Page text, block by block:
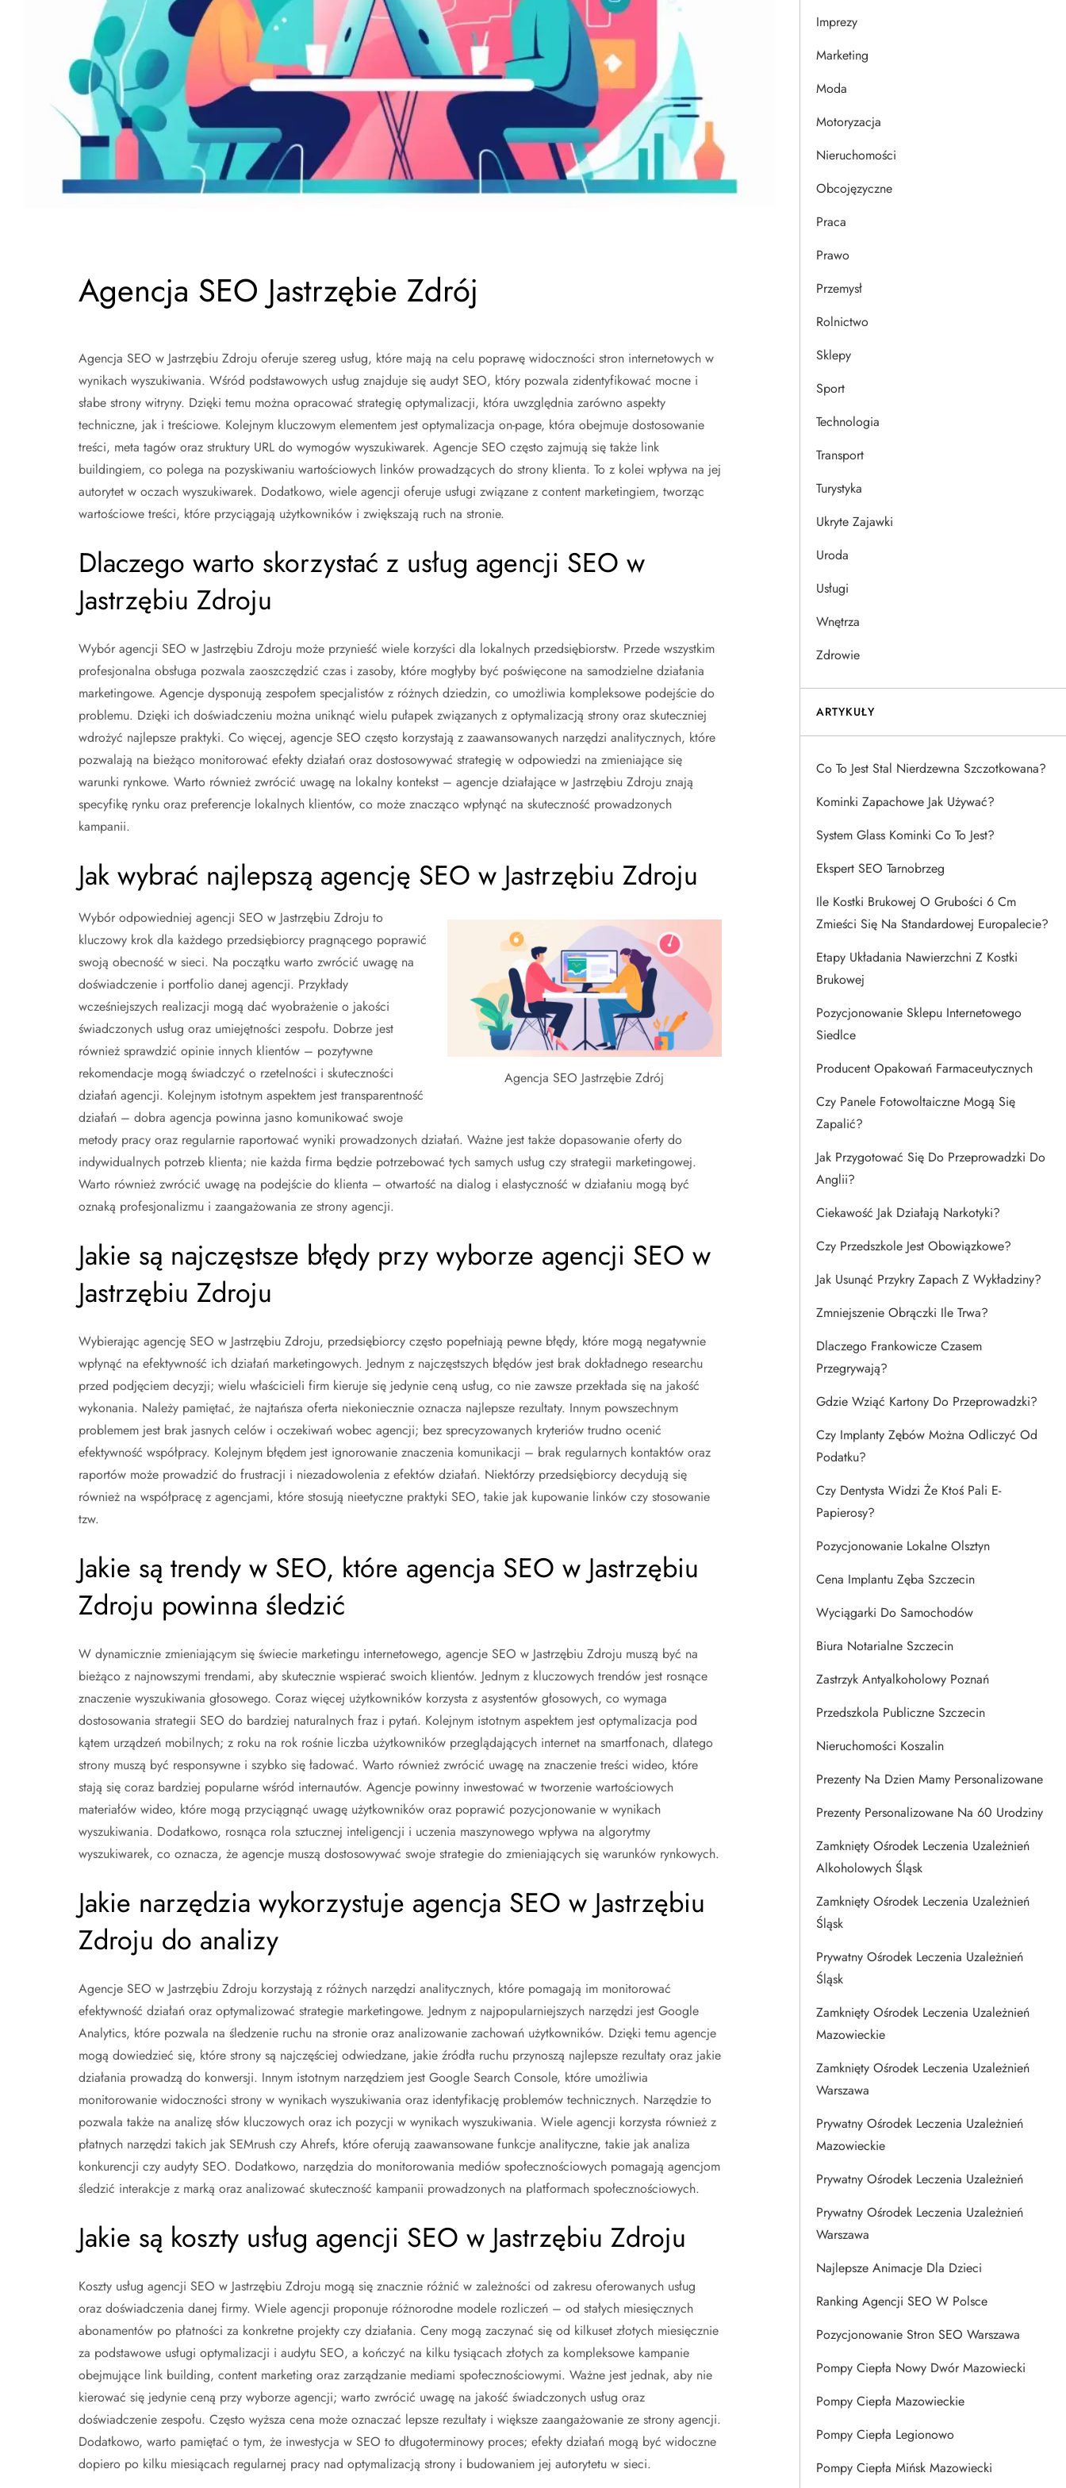
Agencja SEO Jastrzębie Zdrój
Agencja SEO w Jastrzębiu Zdroju oferuje szereg usług, które mają na celu poprawę widoczności stron internetowych w
wynikach wyszukiwania. Wśród podstawowych usług znajduje się audyt SEO, który pozwala zidentyfikować mocne i
słabe strony witryny. Dzięki temu można opracować strategię optymalizacji, która uwzględnia zarówno aspekty
techniczne, jak i treściowe. Kolejnym kluczowym elementem jest optymalizacja on-page, która obejmuje dostosowanie
treści, meta tagów oraz struktury URL do wymogów wyszukiwarek. Agencje SEO często zajmują się także link
buildingiem, co polega na pozyskiwaniu wartościowych linków prowadzących do strony klienta. To z kolei wpływa na jej
autorytet w oczach wyszukiwarek. Dodatkowo, wiele agencji oferuje usługi związane z content marketingiem, tworząc
wartościowe treści, które przyciągają użytkowników i zwiększają ruch na stronie.
Dlaczego warto skorzystać z usług agencji SEO w
Jastrzębiu Zdroju
Wybór agencji SEO w Jastrzębiu Zdroju może przynieść wiele korzyści dla lokalnych przedsiębiorstw. Przede wszystkim
profesjonalna obsługa pozwala zaoszczędzić czas i zasoby, które mogłyby być poświęcone na samodzielne działania
marketingowe. Agencje dysponują zespołem specjalistów z różnych dziedzin, co umożliwia kompleksowe podejście do
problemu. Dzięki ich doświadczeniu można uniknąć wielu pułapek związanych z optymalizacją strony oraz skuteczniej
wdrożyć najlepsze praktyki. Co więcej, agencje SEO często korzystają z zaawansowanych narzędzi analitycznych, które
pozwalają na bieżąco monitorować efekty działań oraz dostosowywać strategię w odpowiedzi na zmieniające się
warunki rynkowe. Warto również zwrócić uwagę na lokalny kontekst – agencje działające w Jastrzębiu Zdroju znają
specyfikę rynku oraz preferencje lokalnych klientów, co może znacząco wpłynąć na skuteczność prowadzonych
kampanii.
Jak wybrać najlepszą agencję SEO w Jastrzębiu Zdroju
Agencja SEO Jastrzębie Zdrój
Wybór odpowiedniej agencji SEO w Jastrzębiu Zdroju to
kluczowy krok dla każdego przedsiębiorcy pragnącego poprawić
swoją obecność w sieci. Na początku warto zwrócić uwagę na
doświadczenie i portfolio danej agencji. Przykłady
wcześniejszych realizacji mogą dać wyobrażenie o jakości
świadczonych usług oraz umiejętności zespołu. Dobrze jest
również sprawdzić opinie innych klientów – pozytywne
rekomendacje mogą świadczyć o rzetelności i skuteczności
działań agencji. Kolejnym istotnym aspektem jest transparentność
działań – dobra agencja powinna jasno komunikować swoje
metody pracy oraz regularnie raportować wyniki prowadzonych działań. Ważne jest także dopasowanie oferty do
indywidualnych potrzeb klienta; nie każda firma będzie potrzebować tych samych usług czy strategii marketingowej.
Warto również zwrócić uwagę na podejście do klienta – otwartość na dialog i elastyczność w działaniu mogą być
oznaką profesjonalizmu i zaangażowania ze strony agencji.
Jakie są najczęstsze błędy przy wyborze agencji SEO w
Jastrzębiu Zdroju
Wybierając agencję SEO w Jastrzębiu Zdroju, przedsiębiorcy często popełniają pewne błędy, które mogą negatywnie
wpłynąć na efektywność ich działań marketingowych. Jednym z najczęstszych błędów jest brak dokładnego researchu
przed podjęciem decyzji; wielu właścicieli firm kieruje się jedynie ceną usług, co nie zawsze przekłada się na jakość
wykonania. Należy pamiętać, że najtańsza oferta niekoniecznie oznacza najlepsze rezultaty. Innym powszechnym
problemem jest brak jasnych celów i oczekiwań wobec agencji; bez sprecyzowanych kryteriów trudno ocenić
efektywność współpracy. Kolejnym błędem jest ignorowanie znaczenia komunikacji – brak regularnych kontaktów oraz
raportów może prowadzić do frustracji i niezadowolenia z efektów działań. Niektórzy przedsiębiorcy decydują się
również na współpracę z agencjami, które stosują nieetyczne praktyki SEO, takie jak kupowanie linków czy stosowanie
tzw.
Jakie są trendy w SEO, które agencja SEO w Jastrzębiu
Zdroju powinna śledzić
W dynamicznie zmieniającym się świecie marketingu internetowego, agencje SEO w Jastrzębiu Zdroju muszą być na
bieżąco z najnowszymi trendami, aby skutecznie wspierać swoich klientów. Jednym z kluczowych trendów jest rosnące
znaczenie wyszukiwania głosowego. Coraz więcej użytkowników korzysta z asystentów głosowych, co wymaga
dostosowania strategii SEO do bardziej naturalnych fraz i pytań. Kolejnym istotnym aspektem jest optymalizacja pod
kątem urządzeń mobilnych; z roku na rok rośnie liczba użytkowników przeglądających internet na smartfonach, dlatego
strony muszą być responsywne i szybko się ładować. Warto również zwrócić uwagę na znaczenie treści wideo, które
stają się coraz bardziej popularne wśród internautów. Agencje powinny inwestować w tworzenie wartościowych
materiałów wideo, które mogą przyciągnąć uwagę użytkowników oraz poprawić pozycjonowanie w wynikach
wyszukiwania. Dodatkowo, rosnąca rola sztucznej inteligencji i uczenia maszynowego wpływa na algorytmy
wyszukiwarek, co oznacza, że agencje muszą dostosowywać swoje strategie do zmieniających się warunków rynkowych.
Jakie narzędzia wykorzystuje agencja SEO w Jastrzębiu
Zdroju do analizy
Agencje SEO w Jastrzębiu Zdroju korzystają z różnych narzędzi analitycznych, które pomagają im monitorować
efektywność działań oraz optymalizować strategie marketingowe. Jednym z najpopularniejszych narzędzi jest Google
Analytics, które pozwala na śledzenie ruchu na stronie oraz analizowanie zachowań użytkowników. Dzięki temu agencje
mogą dowiedzieć się, które strony są najczęściej odwiedzane, jakie źródła ruchu przynoszą najlepsze rezultaty oraz jakie
działania prowadzą do konwersji. Innym istotnym narzędziem jest Google Search Console, które umożliwia
monitorowanie widoczności strony w wynikach wyszukiwania oraz identyfikację problemów technicznych. Narzędzie to
pozwala także na analizę słów kluczowych oraz ich pozycji w wynikach wyszukiwania. Wiele agencji korzysta również z
płatnych narzędzi takich jak SEMrush czy Ahrefs, które oferują zaawansowane funkcje analityczne, takie jak analiza
konkurencji czy audyty SEO. Dodatkowo, narzędzia do monitorowania mediów społecznościowych pomagają agencjom
śledzić interakcje z marką oraz analizować skuteczność kampanii prowadzonych na platformach społecznościowych.
Jakie są koszty usług agencji SEO w Jastrzębiu Zdroju
Koszty usług agencji SEO w Jastrzębiu Zdroju mogą się znacznie różnić w zależności od zakresu oferowanych usług
oraz doświadczenia danej firmy. Wiele agencji proponuje różnorodne modele rozliczeń – od stałych miesięcznych
abonamentów po płatności za konkretne projekty czy działania. Ceny mogą zaczynać się od kilkuset złotych miesięcznie
za podstawowe usługi optymalizacji i audytu SEO, a kończyć na kilku tysiącach złotych za kompleksowe kampanie
obejmujące link building, content marketing oraz zarządzanie mediami społecznościowymi. Ważne jest jednak, aby nie
kierować się jedynie ceną przy wyborze agencji; warto zwrócić uwagę na jakość świadczonych usług oraz
doświadczenie zespołu. Często wyższa cena może oznaczać lepsze rezultaty i większe zaangażowanie ze strony agencji.
Dodatkowo, warto pamiętać o tym, że inwestycja w SEO to długoterminowy proces; efekty działań mogą być widoczne
dopiero po kilku miesiącach regularnej pracy nad optymalizacją strony i budowaniem jej autorytetu w sieci.
Imprezy
Marketing
Moda
Motoryzacja
Nieruchomości
Obcojęzyczne
Praca
Prawo
Przemysł
Rolnictwo
Sklepy
Sport
Technologia
Transport
Turystyka
Ukryte Zajawki
Uroda
Usługi
Wnętrza
Zdrowie
ARTYKUŁY
Co To Jest Stal Nierdzewna Szczotkowana?
Kominki Zapachowe Jak Używać?
System Glass Kominki Co To Jest?
Ekspert SEO Tarnobrzeg
Ile Kostki Brukowej O Grubości 6 Cm
Zmieści Się Na Standardowej Europalecie?
Etapy Układania Nawierzchni Z Kostki
Brukowej
Pozycjonowanie Sklepu Internetowego
Siedlce
Producent Opakowań Farmaceutycznych
Czy Panele Fotowoltaiczne Mogą Się
Zapalić?
Jak Przygotować Się Do Przeprowadzki Do
Anglii?
Ciekawość Jak Działają Narkotyki?
Czy Przedszkole Jest Obowiązkowe?
Jak Usunąć Przykry Zapach Z Wykładziny?
Zmniejszenie Obrączki Ile Trwa?
Dlaczego Frankowicze Czasem
Przegrywają?
Gdzie Wziąć Kartony Do Przeprowadzki?
Czy Implanty Zębów Można Odliczyć Od
Podatku?
Czy Dentysta Widzi Że Ktoś Pali E-
Papierosy?
Pozycjonowanie Lokalne Olsztyn
Cena Implantu Zęba Szczecin
Wyciągarki Do Samochodów
Biura Notarialne Szczecin
Zastrzyk Antyalkoholowy Poznań
Przedszkola Publiczne Szczecin
Nieruchomości Koszalin
Prezenty Na Dzien Mamy Personalizowane
Prezenty Personalizowane Na 60 Urodziny
Zamknięty Ośrodek Leczenia Uzależnień
Alkoholowych Śląsk
Zamknięty Ośrodek Leczenia Uzależnień
Śląsk
Prywatny Ośrodek Leczenia Uzależnień
Śląsk
Zamknięty Ośrodek Leczenia Uzależnień
Mazowieckie
Zamknięty Ośrodek Leczenia Uzależnień
Warszawa
Prywatny Ośrodek Leczenia Uzależnień
Mazowieckie
Prywatny Ośrodek Leczenia Uzależnień
Prywatny Ośrodek Leczenia Uzależnień
Warszawa
Najlepsze Animacje Dla Dzieci
Ranking Agencji SEO W Polsce
Pozycjonowanie Stron SEO Warszawa
Pompy Ciepła Nowy Dwór Mazowiecki
Pompy Ciepła Mazowieckie
Pompy Ciepła Legionowo
Pompy Ciepła Mińsk Mazowiecki